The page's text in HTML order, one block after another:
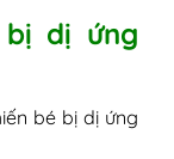
dị ứng
bé bị dị ứng